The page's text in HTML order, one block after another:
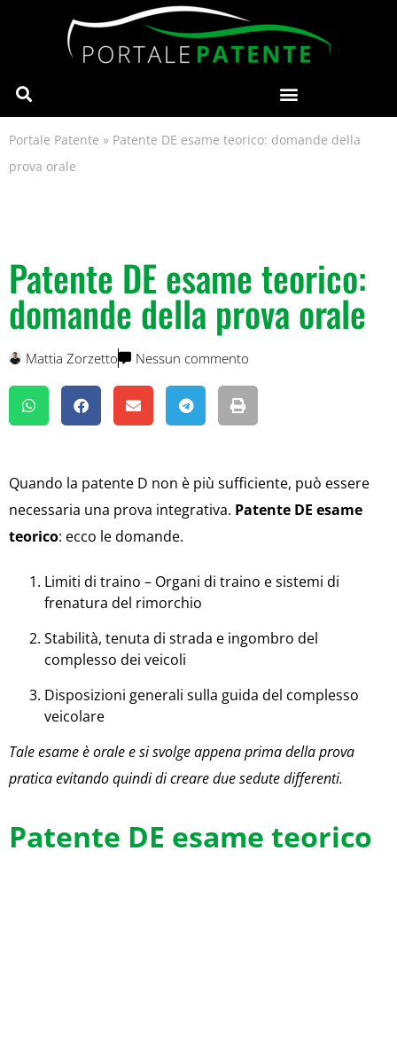
Portale Patente » Patente DE esame teorico: domande della
prova orale
Patente DE esame teorico:
domande della prova orale
Mattia Zorzetto Nessun commento
Quando la patente D non è più sufficiente, può essere
necessaria una prova integrativa. Patente DE esame
teorico: ecco le domande.
Limiti di traino – Organi di traino e sistemi di
frenatura del rimorchio
Stabilità, tenuta di strada e ingombro del
complesso dei veicoli
Disposizioni generali sulla guida del complesso
veicolare
Tale esame è orale e si svolge appena prima della prova
pratica evitando quindi di creare due sedute differenti.
Patente DE esame teorico